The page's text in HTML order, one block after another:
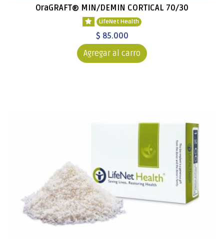
OraGRAFT® MIN/DEMIN CORTICAL 70/30
LifeNet Health
$ 85.000
Agregar al carro